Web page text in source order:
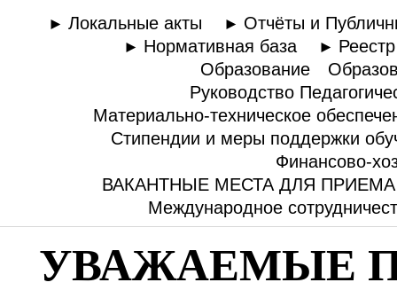
Локальные акты
Отчёты и
Нормативная база
Образование
Руководство
Материально-техническое
Стипендии и меры поддержки
Финансово-
ВАКАНТНЫЕ МЕСТА ДЛЯ ПРИЕМА
Международное
УВАЖАЕМЫЕ